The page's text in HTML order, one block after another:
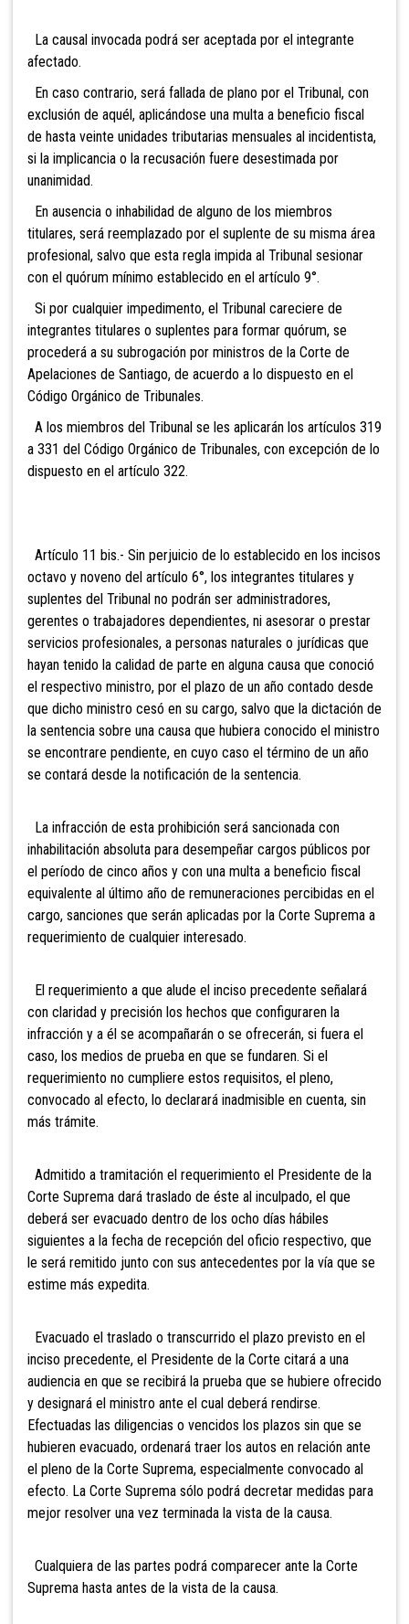
La causal invocada podrá ser aceptada por el integrante
afectado.
En caso contrario, será fallada de plano por el Tribunal, con
exclusión de aquél, aplicándose una multa a beneficio fiscal
de hasta veinte unidades tributarias mensuales al incidentista,
si la implicancia o la recusación fuere desestimada por
unanimidad.
En ausencia o inhabilidad de alguno de los miembros
titulares, será reemplazado por el suplente de su misma área
profesional, salvo que esta regla impida al Tribunal sesionar
con el quórum mínimo establecido en el artículo 9°.
Si por cualquier impedimento, el Tribunal careciere de
integrantes titulares o suplentes para formar quórum, se
procederá a su subrogación por ministros de la Corte de
Apelaciones de Santiago, de acuerdo a lo dispuesto en el
Código Orgánico de Tribunales.
A los miembros del Tribunal se les aplicarán los artículos 319
a 331 del Código Orgánico de Tribunales, con excepción de lo
dispuesto en el artículo 322.
Artículo 11 bis.- Sin perjuicio de lo establecido en los incisos
octavo y noveno del artículo 6°, los integrantes titulares y
suplentes del Tribunal no podrán ser administradores,
gerentes o trabajadores dependientes, ni asesorar o prestar
servicios profesionales, a personas naturales o jurídicas que
hayan tenido la calidad de parte en alguna causa que conoció
el respectivo ministro, por el plazo de un año contado desde
que dicho ministro cesó en su cargo, salvo que la dictación de
la sentencia sobre una causa que hubiera conocido el ministro
se encontrare pendiente, en cuyo caso el término de un año
se contará desde la notificación de la sentencia.
La infracción de esta prohibición será sancionada con
inhabilitación absoluta para desempeñar cargos públicos por
el período de cinco años y con una multa a beneficio fiscal
equivalente al último año de remuneraciones percibidas en el
cargo, sanciones que serán aplicadas por la Corte Suprema a
requerimiento de cualquier interesado.
El requerimiento a que alude el inciso precedente señalará
con claridad y precisión los hechos que configuraren la
infracción y a él se acompañarán o se ofrecerán, si fuera el
caso, los medios de prueba en que se fundaren. Si el
requerimiento no cumpliere estos requisitos, el pleno,
convocado al efecto, lo declarará inadmisible en cuenta, sin
más trámite.
Admitido a tramitación el requerimiento el Presidente de la
Corte Suprema dará traslado de éste al inculpado, el que
deberá ser evacuado dentro de los ocho días hábiles
siguientes a la fecha de recepción del oficio respectivo, que
le será remitido junto con sus antecedentes por la vía que se
estime más expedita.
Evacuado el traslado o transcurrido el plazo previsto en el
inciso precedente, el Presidente de la Corte citará a una
audiencia en que se recibirá la prueba que se hubiere ofrecido
y designará el ministro ante el cual deberá rendirse.
Efectuadas las diligencias o vencidos los plazos sin que se
hubieren evacuado, ordenará traer los autos en relación ante
el pleno de la Corte Suprema, especialmente convocado al
efecto. La Corte Suprema sólo podrá decretar medidas para
mejor resolver una vez terminada la vista de la causa.
Cualquiera de las partes podrá comparecer ante la Corte
Suprema hasta antes de la vista de la causa.